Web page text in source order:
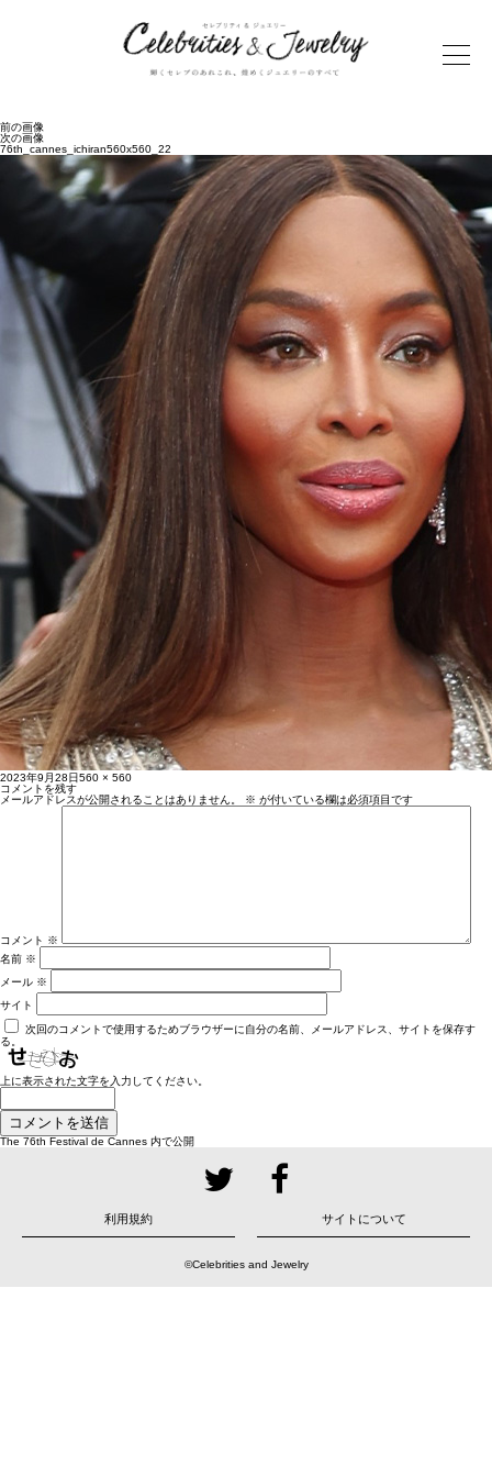
前の画像
次の画像
76th_cannes_ichiran560x560_22
投
稿
日:
2023年9月28日フ
サ
イ
560 × 560
コメントを残す
メールアドレスが公開されることはありません。
※ が付いている欄は必須項目です
コメント ※
名前 ※
メール ※
サイト
次回のコメントで使用するためブラウザーに自分の名前、メールアドレス、サイトを保存す
る。
上に表示された文字を入力してください。
投
The 76th Festival de Cannes 内で公開
利用規約 サイトについて
©Celebrities and Jewelry